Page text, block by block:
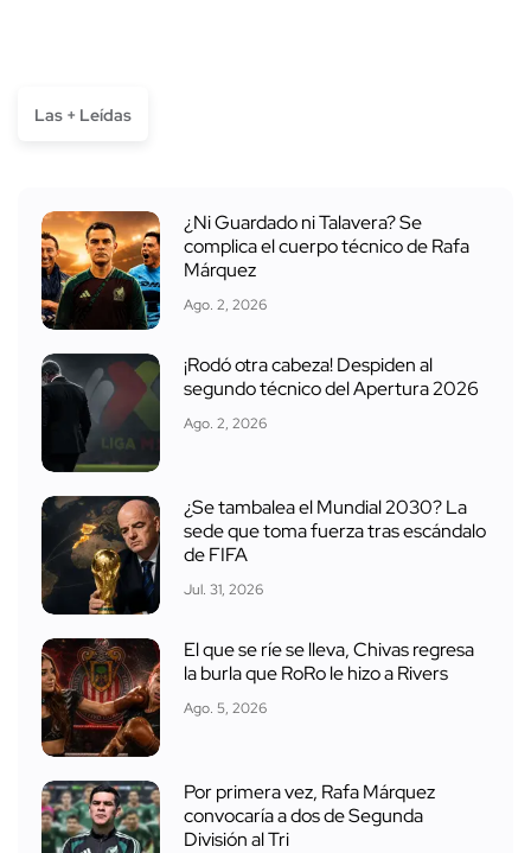
Las + Leídas
¿Ni Guardado ni Talavera? Se
complica el cuerpo técnico de Rafa
Márquez
Ago. 2, 2026
¡Rodó otra cabeza! Despiden al
segundo técnico del Apertura 2026
Ago. 2, 2026
¿Se tambalea el Mundial 2030? La
sede que toma fuerza tras escándalo
de FIFA
Jul. 31, 2026
El que se ríe se lleva, Chivas regresa
la burla que RoRo le hizo a Rivers
Ago. 5, 2026
Por primera vez, Rafa Márquez
convocaría a dos de Segunda
División al Tri